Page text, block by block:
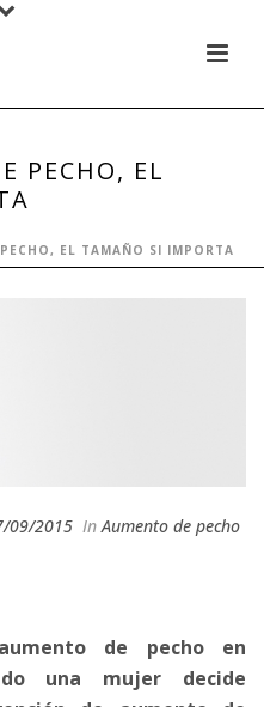
PECHO, EL
EL TAMAÑO SI IMPORTA
09/2015 InAumento de pecho
aumento de pecho en
una mujer decide